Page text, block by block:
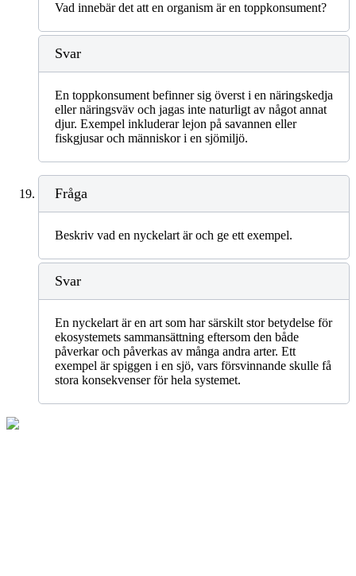
Vad innebär det att en organism är en toppkonsument?
Svar
En toppkonsument befinner sig överst i en näringskedja
eller näringsväv och jagas inte naturligt av något annat
djur. Exempel inkluderar lejon på savannen eller
fiskgjusar och människor i en sjömiljö.
Fråga
Beskriv vad en nyckelart är och ge ett exempel.
Svar
En nyckelart är en art som har särskilt stor betydelse för
ekosystemets sammansättning eftersom den både
påverkar och påverkas av många andra arter. Ett
exempel är spiggen i en sjö, vars försvinnande skulle få
stora konsekvenser för hela systemet.